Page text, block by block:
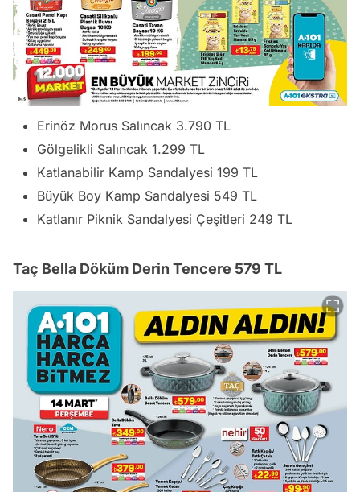
Erinöz Morus Salıncak 3.790 TL
Gölgelikli Salıncak 1.299 TL
Katlanabilir Kamp Sandalyesi 199 TL
Büyük Boy Kamp Sandalyesi 549 TL
Katlanır Piknik Sandalyesi Çeşitleri 249 TL
Taç Bella Döküm Derin Tencere 579 TL